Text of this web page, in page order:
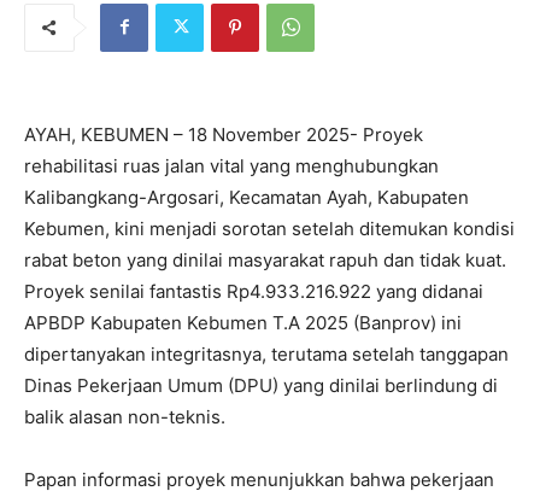
AYAH, KEBUMEN – 18 November 2025- Proyek
rehabilitasi ruas jalan vital yang menghubungkan
Kalibangkang-Argosari, Kecamatan Ayah, Kabupaten
Kebumen, kini menjadi sorotan setelah ditemukan kondisi
rabat beton yang dinilai masyarakat rapuh dan tidak kuat.
Proyek senilai fantastis Rp4.933.216.922 yang didanai
APBDP Kabupaten Kebumen T.A 2025 (Banprov) ini
dipertanyakan integritasnya, terutama setelah tanggapan
Dinas Pekerjaan Umum (DPU) yang dinilai berlindung di
balik alasan non-teknis.
Papan informasi proyek menunjukkan bahwa pekerjaan